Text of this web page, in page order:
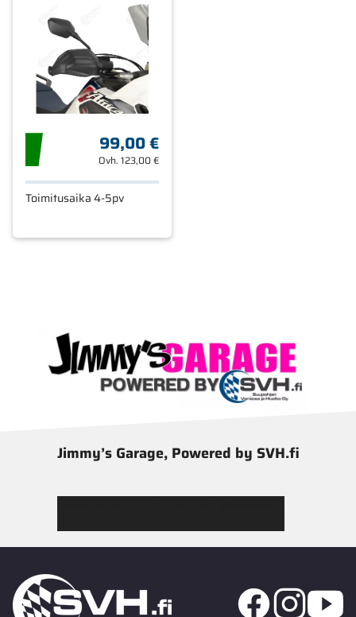
99,00 €
Ovh. 123,00 €
Toimitusaika 4-5pv
Jimmy’s Garage, Powered by SVH.fi